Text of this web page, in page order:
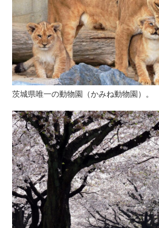
茨城県唯一の動物園（かみね動物園）。